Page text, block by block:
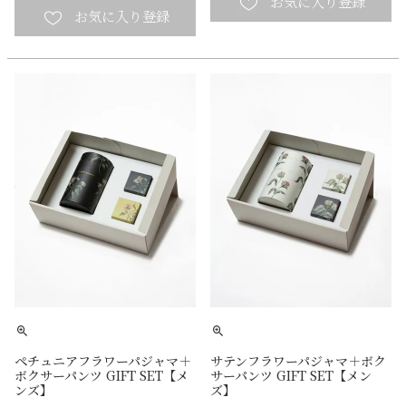
ペチュニアフラワーパジャマ＋
ボクサーパンツ GIFT SET【メ
ンズ】
サテンフラワーパジャマ＋ボク
サーパンツ GIFT SET【メン
ズ】